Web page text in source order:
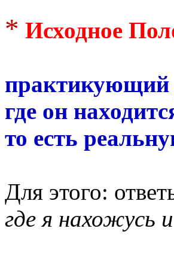
* Исходное
практикующий
где он
то есть
Для этого:
где я нахожусь